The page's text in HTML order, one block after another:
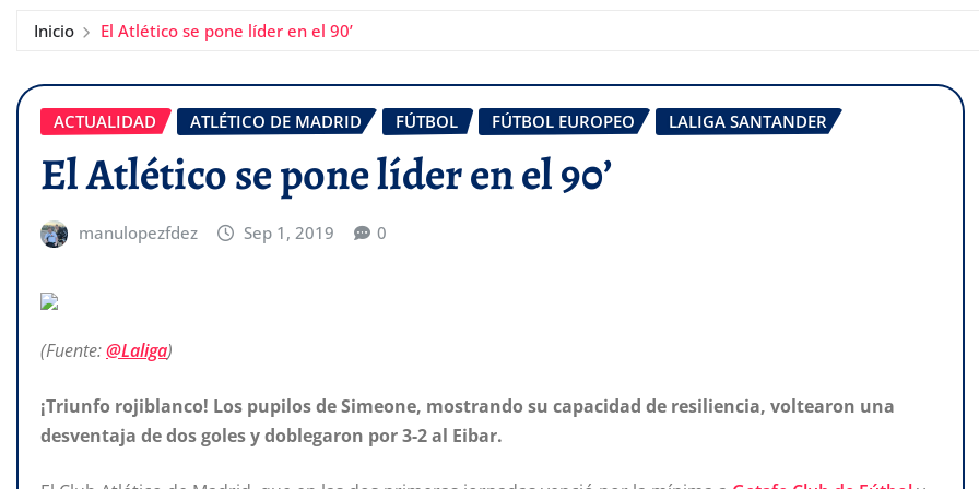
Inicio El Atlético se pone líder en el 90’
ACTUALIDAD ATLÉTICO DE MADRID FÚTBOL FÚTBOL EUROPEO LALIGA SANTANDER
El Atlético se pone líder en el 90’
manulopezfdez Sep 1, 2019 0
(Fuente:@Laliga)
¡Triunfo rojiblanco! Los pupilos de Simeone, mostrando su capacidad de resiliencia, voltearon una
desventaja de dos goles y doblegaron por 3-2 al Eibar.